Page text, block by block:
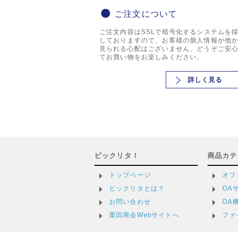
ご注文について
ご注文内容はSSLで暗号化するシステムを
しておりますので、お客様の個人情報が他
見られる心配はございません、どうぞご安
てお買い物をお楽しみください。
詳しく見る
ビックリタ！
トップページ
ビックリタとは？
お問い合わせ
栗田商会Webサイトへ
商品カ
オフ
OA
OA
ファ